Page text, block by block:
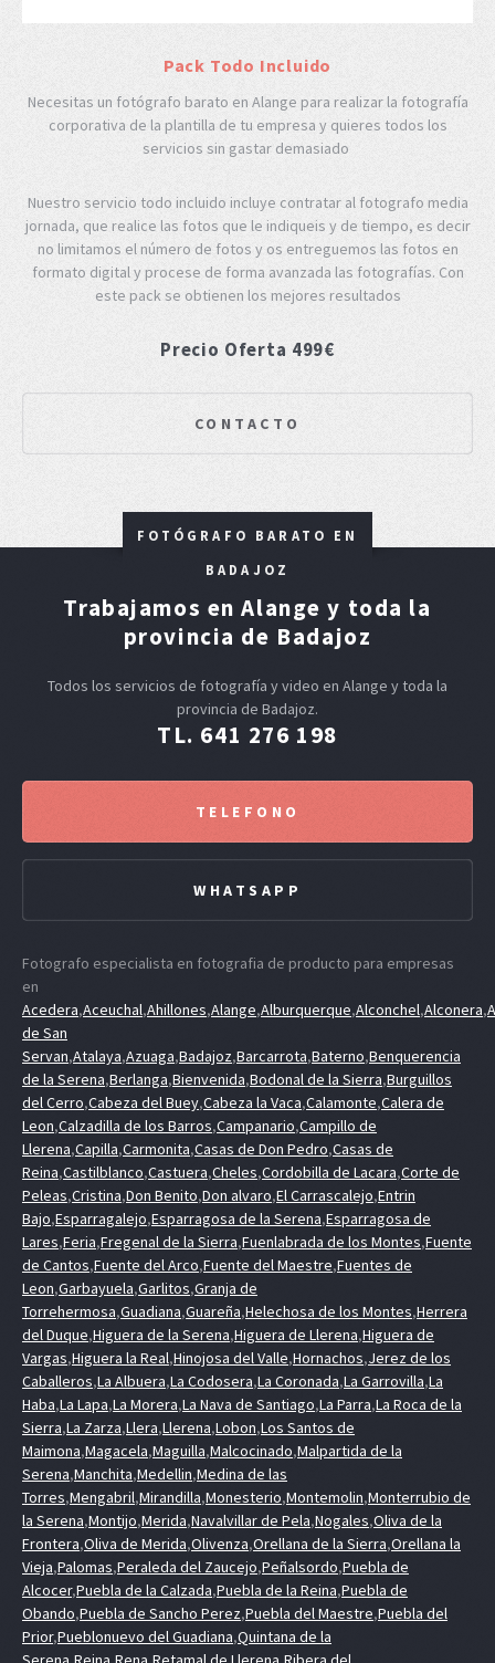
Pack Todo Incluido
Necesitas un fotógrafo barato en Alange para realizar la fotografía
corporativa de la plantilla de tu empresa y quieres todos los
servicios sin gastar demasiado
Nuestro servicio todo incluido incluye contratar al fotografo media
jornada, que realice las fotos que le indiqueis y de tiempo, es decir
no limitamos el número de fotos y os entreguemos las fotos en
formato digital y procese de forma avanzada las fotografías. Con
este pack se obtienen los mejores resultados
Precio Oferta 499€
CONTACTO
FOTÓGRAFO BARATO EN
BADAJOZ
Trabajamos en Alange y toda la
provincia de Badajoz
Todos los servicios de fotografía y video en Alange y toda la
provincia de Badajoz.
TL. 641 276 198
TELEFONO
WHATSAPP
Fotografo especialista en fotografia de producto para empresas
en
Acedera,Aceuchal,Ahillones,Alange,Alburquerque,Alconchel,Alconera,
de San
Servan,Atalaya,Azuaga,Badajoz,Barcarrota,Baterno,Benquerencia
de la Serena,Berlanga,Bienvenida,Bodonal de la Sierra,Burguillos
del Cerro,Cabeza del Buey,Cabeza la Vaca,Calamonte,Calera de
Leon,Calzadilla de los Barros,Campanario,Campillo de
Llerena,Capilla,Carmonita,Casas de Don Pedro,Casas de
Reina,Castilblanco,Castuera,Cheles,Cordobilla de Lacara,Corte de
Peleas,Cristina,Don Benito,Don alvaro,El Carrascalejo,Entrin
Bajo,Esparragalejo,Esparragosa de la Serena,Esparragosa de
Lares,Feria,Fregenal de la Sierra,Fuenlabrada de los Montes,Fuente
de Cantos,Fuente del Arco,Fuente del Maestre,Fuentes de
Leon,Garbayuela,Garlitos,Granja de
Torrehermosa,Guadiana,Guareña,Helechosa de los Montes,Herrera
del Duque,Higuera de la Serena,Higuera de Llerena,Higuera de
Vargas,Higuera la Real,Hinojosa del Valle,Hornachos,Jerez de los
Caballeros,La Albuera,La Codosera,La Coronada,La Garrovilla,La
Haba,La Lapa,La Morera,La Nava de Santiago,La Parra,La Roca de la
Sierra,La Zarza,Llera,Llerena,Lobon,Los Santos de
Maimona,Magacela,Maguilla,Malcocinado,Malpartida de la
Serena,Manchita,Medellin,Medina de las
Torres,Mengabril,Mirandilla,Monesterio,Montemolin,Monterrubio de
la Serena,Montijo,Merida,Navalvillar de Pela,Nogales,Oliva de la
Frontera,Oliva de Merida,Olivenza,Orellana de la Sierra,Orellana la
Vieja,Palomas,Peraleda del Zaucejo,Peñalsordo,Puebla de
Alcocer,Puebla de la Calzada,Puebla de la Reina,Puebla de
Obando,Puebla de Sancho Perez,Puebla del Maestre,Puebla del
Prior,Pueblonuevo del Guadiana,Quintana de la